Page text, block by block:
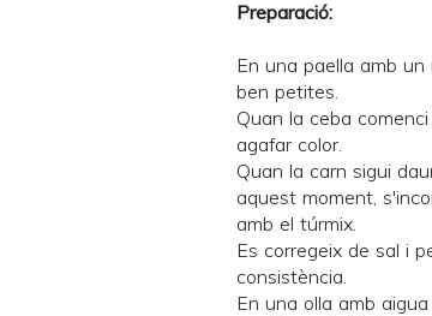
Preparació:
En una paella amb
ben petites.
Quan la ceba
agafar color.
Quan la carn sigui
aquest moment,
amb el túrmix.
Es corregeix de sal i
consistència.
En una olla amb